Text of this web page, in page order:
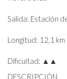
Salida: Estación
Longitud: 12,1 km
Dificultad: ▲▲
DESCRIPCIÓN